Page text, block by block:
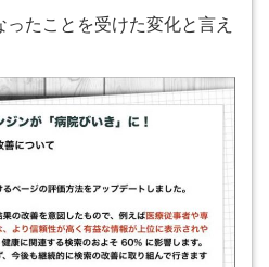
たことを受けた変化と言え